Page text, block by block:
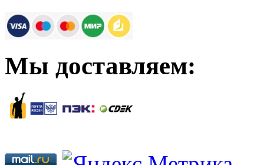
Мы доставляем: